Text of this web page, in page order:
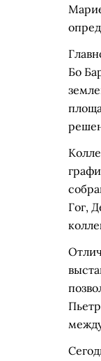
Бо
Гог,